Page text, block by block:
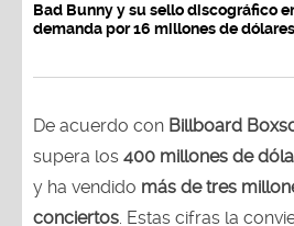
Bad Bunny y su sello discográfico
demanda por 16 millones de dólares
De acuerdo con Billboard
supera los 400 millones de
y ha vendido más de tres
conciertos. Estas cifras la